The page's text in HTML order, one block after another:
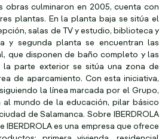
obras culminaron en 2005, cuenta con
plantas. En la planta baja se sitúa el
salas de TV y estudio, biblioteca y
y segunda planta se encuentran las
que disponen de baño completo y las
la parte exterior se sitúa una zona de
de aparcamiento. Con esta iniciativa,
siguiendo la línea marcada por el Grupo,
mundo de la educación, pilar básico
de Salamanca. Sobre IBERDROLA
IBERDROLA es una empresa que ofrece